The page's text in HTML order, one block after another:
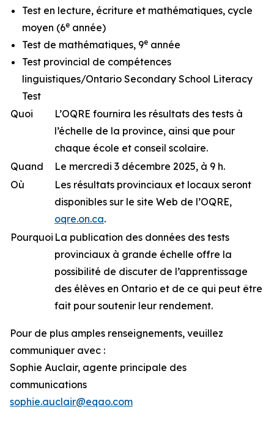
Test en lecture, écriture et mathématiques, cycle
moyen (6e année)
Test de mathématiques, 9e année
Test provincial de compétences
linguistiques/Ontario Secondary School Literacy
Test
Quoi
L’OQRE fournira les résultats des tests à
l’échelle de la province, ainsi que pour
chaque école et conseil scolaire.
Quand
Le mercredi 3 décembre 2025, à 9 h.
Où
Les résultats provinciaux et locaux seront
disponibles sur le site Web de l’OQRE,
oqre.on.ca.
Pourquoi La publication des données des tests
provinciaux à grande échelle offre la
possibilité de discuter de l’apprentissage
des élèves en Ontario et de ce qui peut être
fait pour soutenir leur rendement.
Pour de plus amples renseignements, veuillez
communiquer avec :
Sophie Auclair, agente principale des
communications
sophie.auclair@eqao.com